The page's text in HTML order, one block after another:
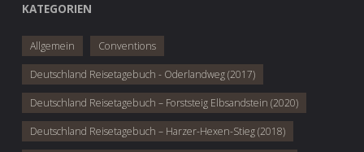
KATEGORIEN
Allgemein Conventions
Deutschland Reisetagebuch - Oderlandweg (2017)
Deutschland Reisetagebuch – Forststeig Elbsandstein (2020)
Deutschland Reisetagebuch – Harzer-Hexen-Stieg (2018)